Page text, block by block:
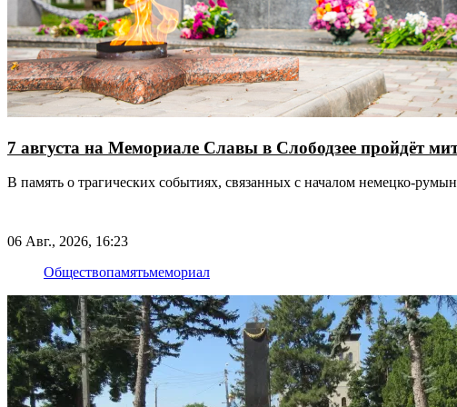
7 августа на Мемориале Славы в Слободзее пройдёт
В память о трагических событиях, связанных с началом немецко-
06 Авг., 2026, 16:23
Обществопамятьмемориал